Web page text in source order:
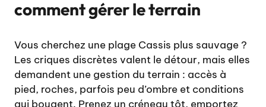
comment gérer le terrain
Vous cherchez une plage Cassis plus sauvage ?
Les criques discrètes valent le détour, mais elles
demandent une gestion du terrain : accès à
pied, roches, parfois peu d’ombre et conditions
qui bougent. Prenez un créneau tôt, emportez